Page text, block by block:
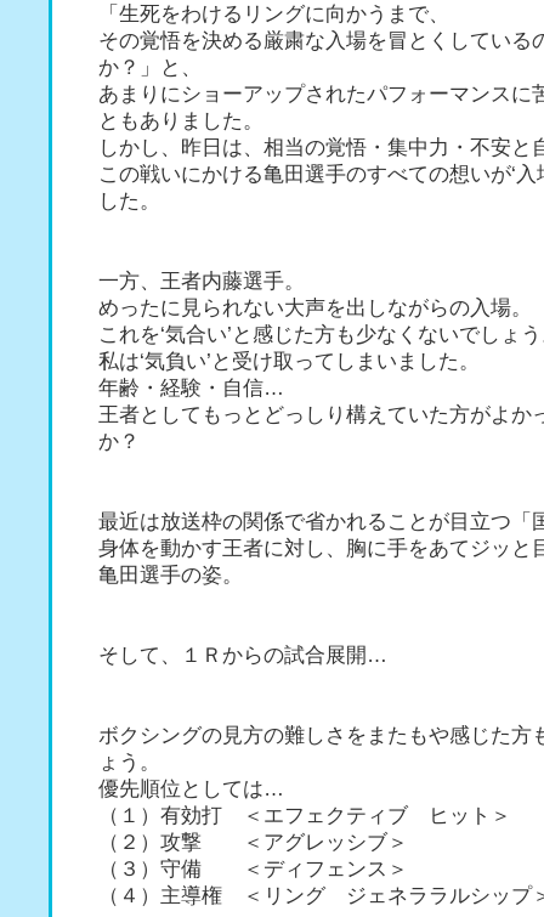
「生死をわけるリングに向かうまで、
その覚悟を決める厳粛な入場を冒とくしている
か？」と、
あまりにショーアップされたパフォーマンスに
ともありました。
しかし、昨日は、相当の覚悟・集中力・不安
この戦いにかける亀田選手のすべての想いが‘入
した。
一方、王者内藤選手。
めったに見られない大声を出しながらの入場。
これを‘気合い’と感じた方も少なくないでしょ
私は‘気負い’と受け取ってしまいました。
年齢・経験・自信…
王者としてもっとどっしり構えていた方がよか
か？
最近は放送枠の関係で省かれることが目立つ「
身体を動かす王者に対し、胸に手をあてジッと
亀田選手の姿。
そして、１Ｒからの試合展開…
ボクシングの見方の難しさをまたもや感じた方
ょう。
優先順位としては…
（１）有効打 ＜エフェクティブ ヒット＞
（２）攻撃 ＜アグレッシブ＞
（３）守備 ＜ディフェンス＞
（４）主導権 ＜リング ジェネララルシップ